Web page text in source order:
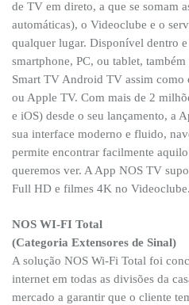
de TV em direto, a que se somam
automáticas), o Videoclube e o
qualquer lugar. Disponível dentro
smartphone, PC, ou tablet,
Smart TV Android TV assim
ou Apple TV. Com mais de 2
e iOS) desde o seu lançamento, a
sua interface moderno e fluido,
permite encontrar facilmente
queremos ver. A App NOS TV
Full HD e filmes 4K no Videoclube.
NOS WI-FI Total
(Categoria Extensores de Sinal)
A solução NOS Wi-Fi Total foi
internet em todas as divisões da
mercado a garantir que o cliente